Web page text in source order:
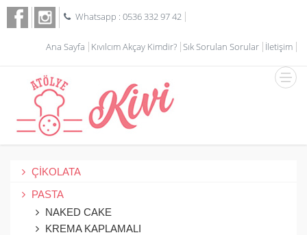
Whatsapp : 0536 332 97 42
Ana Sayfa Kıvılcım Akçay Kimdir? Sık Sorulan Sorular İletişim
ÇİKOLATA
PASTA
NAKED CAKE
KREMA KAPLAMALI